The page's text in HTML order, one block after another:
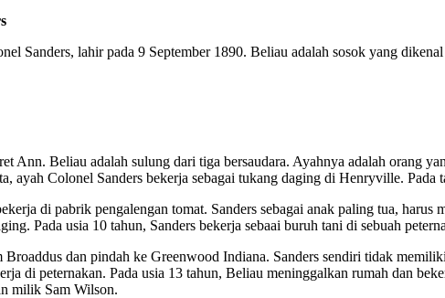
Sanders, lahir pada 9 September 1890. Beliau adalah sosok yang
Ann. Beliau adalah sulung dari tiga bersaudara. Ayahnya adalah orang
ayah Colonel Sanders bekerja sebagai tukang daging di Henryville.
di pabrik pengalengan tomat. Sanders sebagai anak paling tua,
Pada usia 10 tahun, Sanders bekerja sebaai buruh tani di sebuah
dan pindah ke Greenwood Indiana. Sanders sendiri tidak
di peternakan. Pada usia 13 tahun, Beliau meninggalkan rumah dan
milik Sam Wilson.